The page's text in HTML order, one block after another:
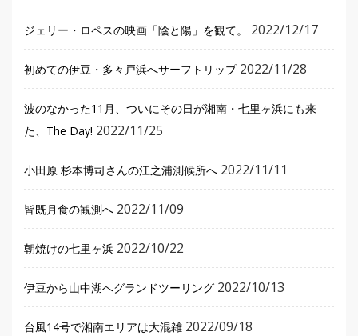
ジェリー・ロペスの映画「陰と陽」を観て。 2022/12/17
初めての伊豆・多々戸浜へサーフトリップ 2022/11/28
波のなかった11月、ついにその日が湘南・七里ヶ浜にも来
た、The Day! 2022/11/25
小田原 杉本博司さんの江之浦測候所へ 2022/11/11
皆既月食の観測へ 2022/11/09
朝焼けの七里ヶ浜 2022/10/22
伊豆から山中湖へグランドツーリング 2022/10/13
台風14号で湘南エリアは大混雑 2022/09/18